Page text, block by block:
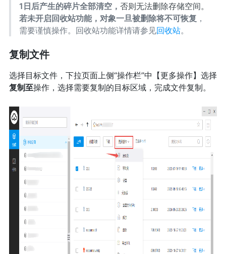
1日后产生的碎片全部清空， 否则无法删除存储空间。
若未开启回收站功能，对象一旦被删除将不可恢复 ，
需要谨慎操作。回收站功能详情请参见回收站。
复制文件
选择目标文件，下拉页面上侧“操作栏”中【更多操作】选择
复制至操作，选择需要复制的目标区域，完成文件复制。